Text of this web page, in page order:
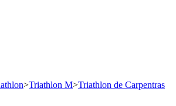
>Triathlon M>Triathlon de Carpentras